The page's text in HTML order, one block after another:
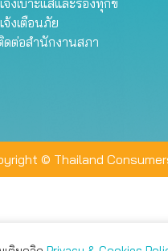
จ้งเตือนภัย
ดต่อสำนักงานสภา
© Thailand